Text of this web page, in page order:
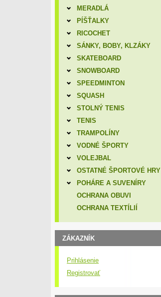
MERADLÁ
PÍŠŤALKY
RICOCHET
SÁNKY, BOBY, KLZÁKY
SKATEBOARD
SNOWBOARD
SPEEDMINTON
SQUASH
STOLNÝ TENIS
TENIS
TRAMPOLÍNY
VODNÉ ŠPORTY
VOLEJBAL
OSTATNÉ ŠPORTOVÉ HRY
POHÁRE A SUVENÍRY
OCHRANA OBUVI
OCHRANA TEXTÍLIÍ
ZÁKAZNÍK
Prihlásenie
Registrovať